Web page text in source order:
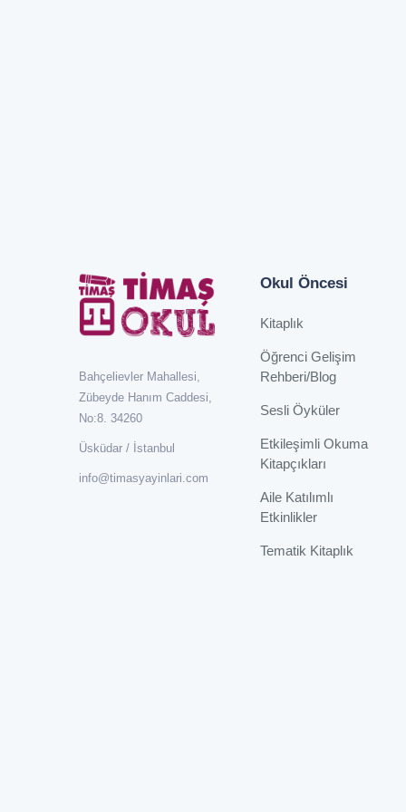
Bahçelievler Mahallesi,
Zübeyde Hanım Caddesi,
No:8. 34260
Üsküdar / İstanbul
info@timasyayinlari.com
Okul Öncesi
Kitaplık
Öğrenci Gelişim
Rehberi/Blog
Sesli Öyküler
Etkileşimli Okuma
Kitapçıkları
Aile Katılımlı
Etkinlikler
Tematik Kitaplık